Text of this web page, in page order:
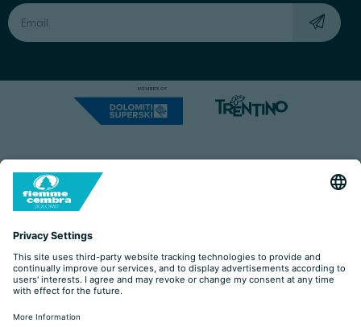
Capitale Sociale: Euro 220.000,00 | VAT: 01901280220
COOKIES IMPRINT